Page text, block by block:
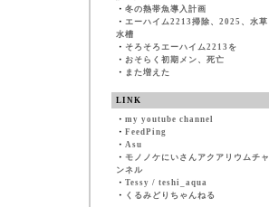
・ 冬の熱帯魚導入計画
・ エーハイム2213掃除、2025、水草
水槽
・ そろそろエーハイム2213を
・ おそらく初期メン、死亡
・ また増えた
LINK
・ my youtube channel
・ FeedPing
・ Asu
・ モノノケにいさんアクアリウムチャ
ンネル
・ Tessy / teshi_aqua
・ くるみどりちゃんねる